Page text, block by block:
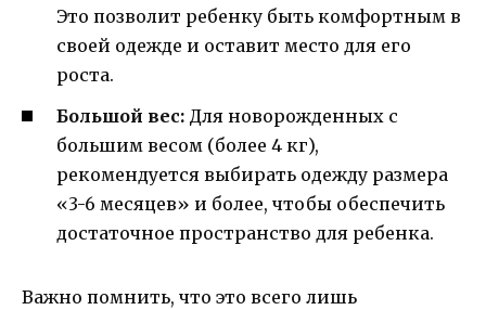
Это позволит ребенку быть комфортным в
своей одежде и оставит место для его
роста.
Большой вес: Для новорожденных с
большим весом (более 4 кг),
рекомендуется выбирать одежду размера
«3-6 месяцев» и более, чтобы обеспечить
достаточное пространство для ребенка.
Важно помнить, что это всего лишь